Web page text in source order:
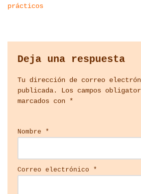
prácticos
Deja una respuesta
Tu dirección de correo
publicada.
Los campos
marcados con *
Nombre *
Correo electrónico *